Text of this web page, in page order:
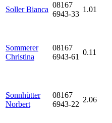
Soller Bianca
08167
6943-33
1.01
Sommerer
Christina
08167
6943-61
0.11
Sonnhütter
Norbert
08167
6943-22
2.06